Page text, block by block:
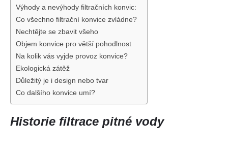
Výhody a nevýhody filtračních konvic:
Co všechno filtrační konvice zvládne?
Nechtějte se zbavit všeho
Objem konvice pro větší pohodlnost
Na kolik vás vyjde provoz konvice?
Ekologická zátěž
Důležitý je i design nebo tvar
Co dalšího konvice umí?
Historie filtrace pitné vody